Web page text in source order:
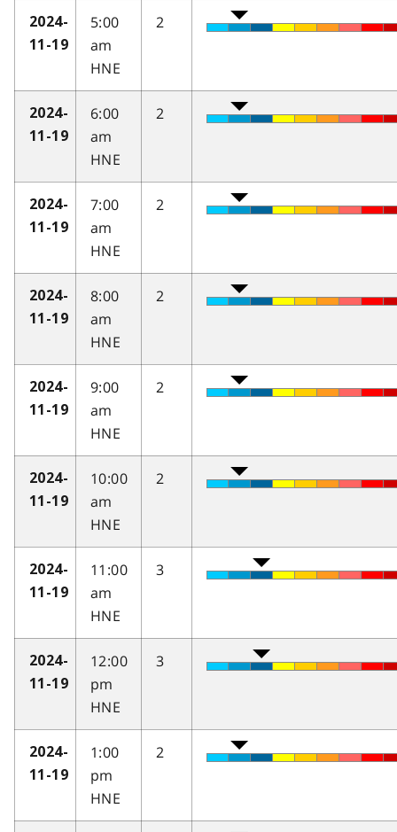
2024-
11-19
5:00
am
HNE
2
2024-
11-19
6:00
am
HNE
2
2024-
11-19
7:00
am
HNE
2
2024-
11-19
8:00
am
HNE
2
2024-
11-19
9:00
am
HNE
2
2024-
11-19
10:00
am
HNE
2
2024-
11-19
11:00
am
HNE
3
2024-
11-19
12:00
pm
HNE
3
2024-
11-19
1:00
pm
HNE
2